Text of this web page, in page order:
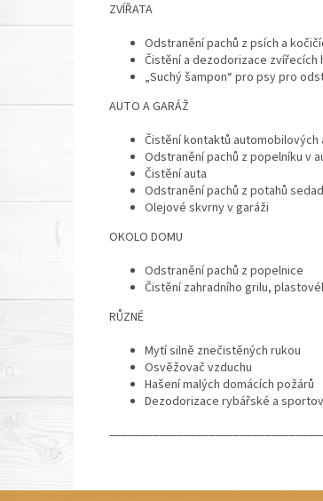
ZVÍŘATA
Odstranění pachů z psích a
Čistění a dezodorizace zvířecích
„Suchý šampon“ pro psy pro
AUTO A GARÁŽ
Čistění kontaktů automobilových
Odstranění pachů z popelníku v
Čistění auta
Odstranění pachů z potahů
Olejové skvrny v garáži
OKOLO DOMU
Odstranění pachů z popelnice
Čistění zahradního grilu,
RŮZNÉ
Mytí silně znečistěných rukou
Osvěžovač vzduchu
Hašení malých domácích požárů
Dezodorizace rybářské a